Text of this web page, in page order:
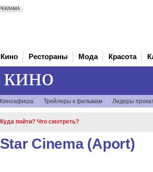
Кино Рестораны Мода Красота
кино
Киноафиша Трейлеры к фильмам Лидеры
Куда пойти? Что смотреть?
Star Cinema (Aport)